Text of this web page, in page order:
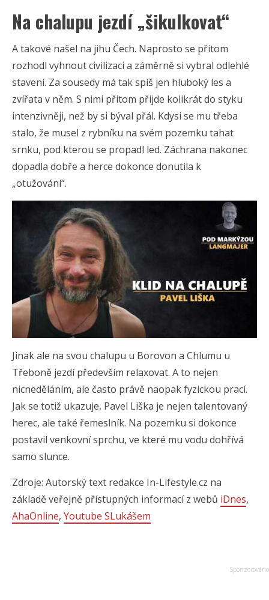
Na chalupu jezdí „šikulkovat“
A takové našel na jihu Čech. Naprosto se přitom
rozhodl vyhnout civilizaci a záměrně si vybral odlehlé
stavení. Za sousedy má tak spíš jen hluboký les a
zvířata v něm. S nimi přitom přijde kolikrát do styku
intenzivněji, než by si býval přál. Kdysi se mu třeba
stalo, že musel z rybníku na svém pozemku tahat
srnku, pod kterou se propadl led. Záchrana nakonec
dopadla dobře a herce dokonce donutila k
„otužování“.
Jinak ale na svou chalupu u Borovon a Chlumu u
Třeboně jezdí především relaxovat. A to nejen
nicneděláním, ale často právě naopak fyzickou prací.
Jak se totiž ukazuje, Pavel Liška je nejen talentovaný
herec, ale také řemeslník. Na pozemku si dokonce
postavil venkovní sprchu, ve které mu vodu dohřívá
samo slunce.
Zdroje: Autorský text redakce In-Lifestyle.cz na
základě veřejně přístupných informací z webů iDnes,
AhaOnline, Youtube SLukášem